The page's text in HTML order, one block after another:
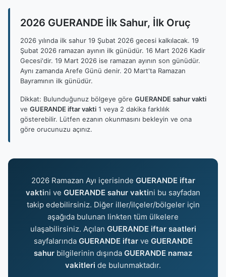
2026 GUERANDE İlk Sahur, İlk Oruç
2026 yılında ilk sahur 19 Şubat 2026 gecesi kalkılacak. 19
Şubat 2026 ramazan ayının ilk günüdür. 16 Mart 2026 Kadir
Gecesi'dir. 19 Mart 2026 ise ramazan ayının son günüdür.
Aynı zamanda Arefe Günü denir. 20 Mart'ta Ramazan
Bayramının ilk günüdür.
Dikkat: Bulunduğunuz bölgeye göre GUERANDE sahur vakti
ve GUERANDE iftar vakti 1 veya 2 dakika farklılık
gösterebilir. Lütfen ezanın okunmasını bekleyin ve ona
göre orucunuzu açınız.
2026 Ramazan Ayı içerisinde GUERANDE iftar
vaktini ve GUERANDE sahur vaktini bu sayfadan
takip edebilirsiniz. Diğer iller/ilçeler/bölgeler için
aşağıda bulunan linkten tüm ülkelere
ulaşabilirsiniz. Açılan GUERANDE iftar saatleri
sayfalarında GUERANDE iftarve GUERANDE
sahur bilgilerinin dışında GUERANDE namaz
vakitleri de bulunmaktadır.